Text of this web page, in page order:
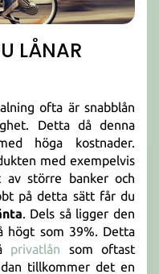
LÅNAR
ofta är snabblån
Detta då denna
höga kostnader.
med exempelvis
av större banker och
på detta sätt får du
. Dels så ligger den
högt som 39%. Detta
privatlån som oftast
tillkommer det en